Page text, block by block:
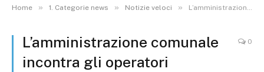
Home » 1. Categorie news » Notizie veloci » L’amministrazione comunale incontra gli operatori economici
L’amministrazione comunale
incontra gli operatori
0